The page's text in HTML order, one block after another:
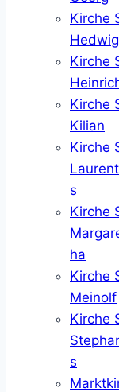
Kirche
Hedwig
Kirche
Kirche
Kilian
Kirche
s
Kirche
ha
Kirche
Meinolf
Kirche
s